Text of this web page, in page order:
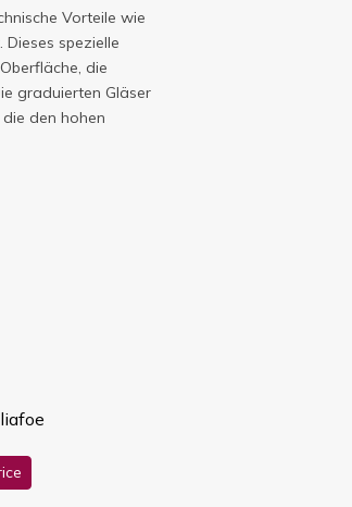
Vorteile wie
spezielle
die
graduierten Gläser
die den hohen